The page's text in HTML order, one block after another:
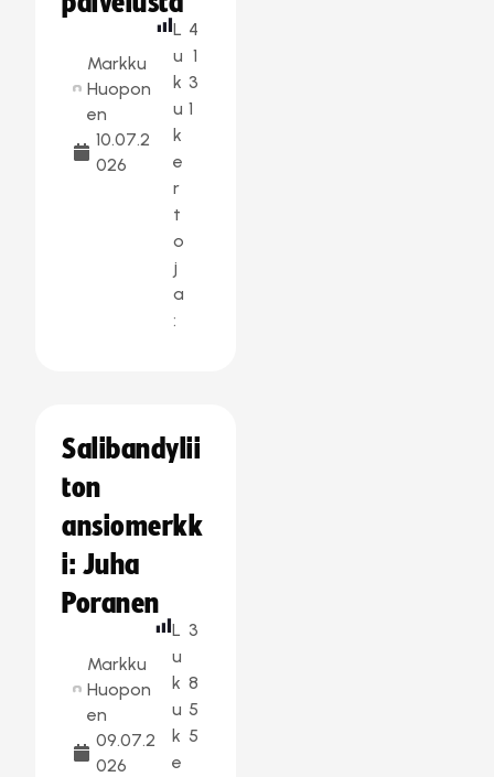
Markku
Huopon
en
10.07.2
026
L
u
k
u
k
e
r
t
o
j
a
:
4
1
3
1
Salibandylii
ton
ansiomerkk
i: Juha
Poranen
Markku
Huopon
en
09.07.2
026
L
u
k
u
k
e
3
8
5
5